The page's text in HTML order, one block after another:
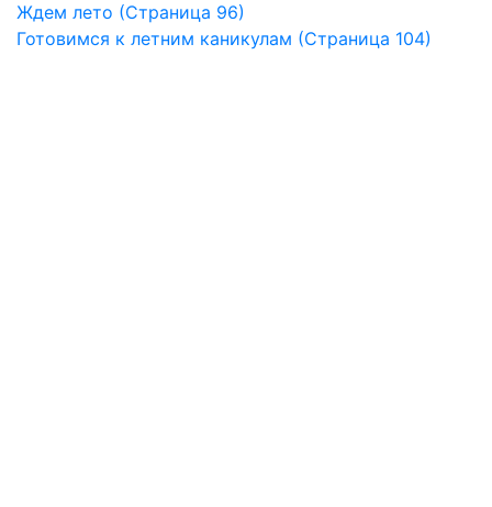
Ждем лето (Страница 96)
Готовимся к летним каникулам (Страница 104)